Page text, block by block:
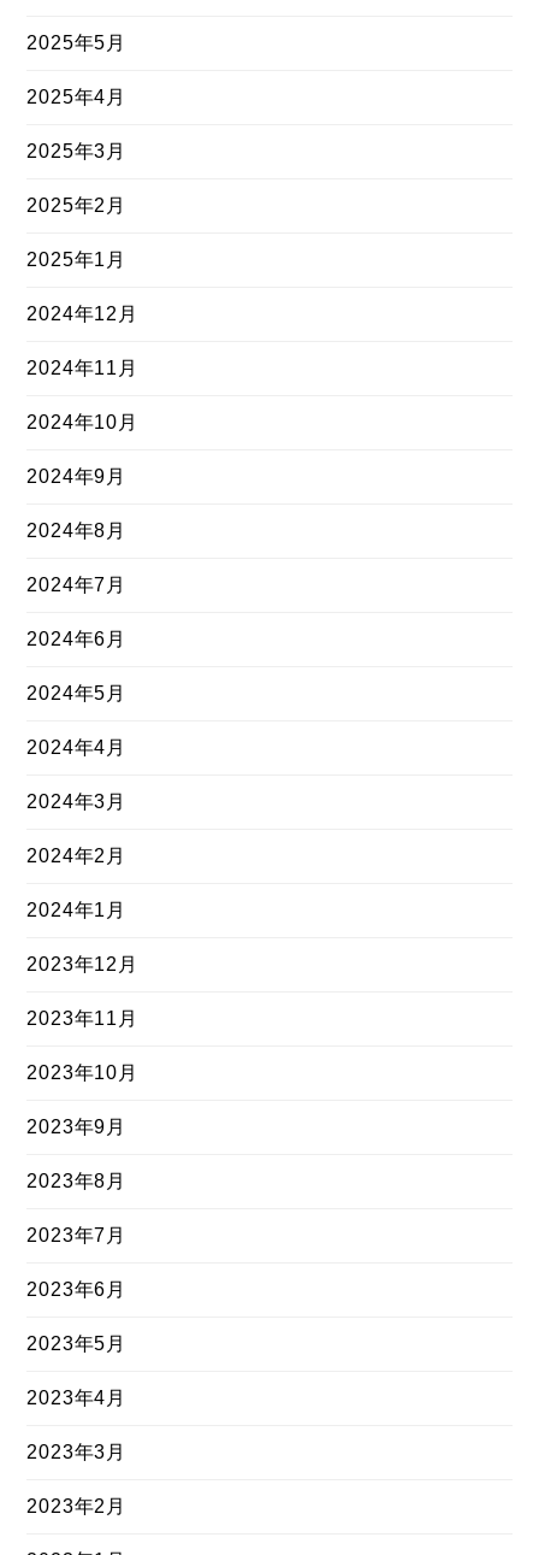
2025年5月
2025年4月
2025年3月
2025年2月
2025年1月
2024年12月
2024年11月
2024年10月
2024年9月
2024年8月
2024年7月
2024年6月
2024年5月
2024年4月
2024年3月
2024年2月
2024年1月
2023年12月
2023年11月
2023年10月
2023年9月
2023年8月
2023年7月
2023年6月
2023年5月
2023年4月
2023年3月
2023年2月